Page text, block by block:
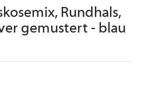
Rundhals,
gemustert - blau